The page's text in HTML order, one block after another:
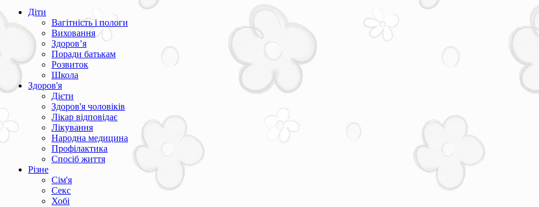
Діти
Вагітність і пологи
Виховання
Здоров’я
Поради батькам
Розвиток
Школа
Здоров'я
Дієти
Здоров'я чоловіків
Лікар відповідає
Лікування
Народна медицина
Профілактика
Спосіб життя
Різне
Сім'я
Секс
Хобі